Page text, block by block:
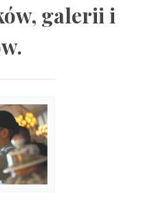
galerii i